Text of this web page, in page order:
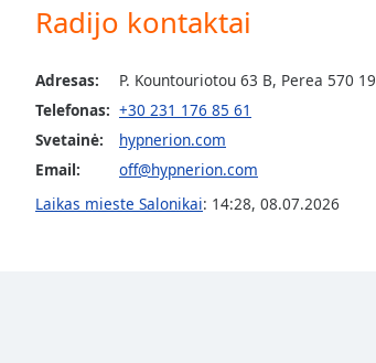
Color
Opacity
Font
Radijo kontaktai
Adresas:
P. Kountouriotou 63 B, Perea 570 19
Telefonas: +30 231 176 85 61
Svetainė:
hypnerion.com
Email:
off@hypnerion.com
Laikas mieste Salonikai: 14:28, 08.07.2026